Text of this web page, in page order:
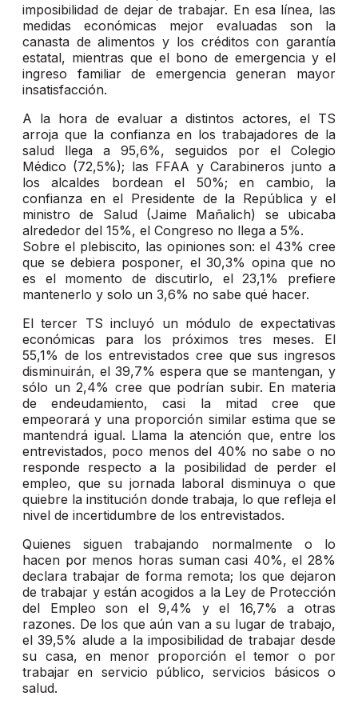
imposibilidad de dejar de trabajar. En esa línea, las
medidas económicas mejor evaluadas son la
canasta de alimentos y los créditos con garantía
estatal, mientras que el bono de emergencia y el
ingreso familiar de emergencia generan mayor
insatisfacción.
A la hora de evaluar a distintos actores, el TS
arroja que la confianza en los trabajadores de la
salud llega a 95,6%, seguidos por el Colegio
Médico (72,5%); las FFAA y Carabineros junto a
los alcaldes bordean el 50%; en cambio, la
confianza en el Presidente de la República y el
ministro de Salud (Jaime Mañalich) se ubicaba
alrededor del 15%, el Congreso no llega a 5%.
Sobre el plebiscito, las opiniones son: el 43% cree
que se debiera posponer, el 30,3% opina que no
es el momento de discutirlo, el 23,1% prefiere
mantenerlo y solo un 3,6% no sabe qué hacer.
El tercer TS incluyó un módulo de expectativas
económicas para los próximos tres meses. El
55,1% de los entrevistados cree que sus ingresos
disminuirán, el 39,7% espera que se mantengan, y
sólo un 2,4% cree que podrían subir. En materia
de endeudamiento, casi la mitad cree que
empeorará y una proporción similar estima que se
mantendrá igual. Llama la atención que, entre los
entrevistados, poco menos del 40% no sabe o no
responde respecto a la posibilidad de perder el
empleo, que su jornada laboral disminuya o que
quiebre la institución donde trabaja, lo que refleja el
nivel de incertidumbre de los entrevistados.
Quienes siguen trabajando normalmente o lo
hacen por menos horas suman casi 40%, el 28%
declara trabajar de forma remota; los que dejaron
de trabajar y están acogidos a la Ley de Protección
del Empleo son el 9,4% y el 16,7% a otras
razones. De los que aún van a su lugar de trabajo,
el 39,5% alude a la imposibilidad de trabajar desde
su casa, en menor proporción el temor o por
trabajar en servicio público, servicios básicos o
salud.